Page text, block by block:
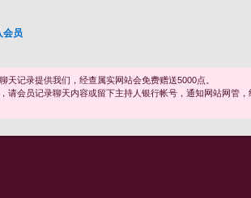
会员
记录提供我们，经查属实网站会免费赠送5000点。
请会员记录聊天内容或留下主持人银行帐号，通知网站网管